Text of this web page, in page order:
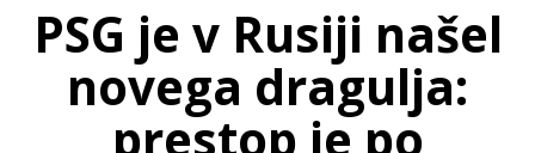
PSG je v Rusiji našel
novega dragulja:
prestop je po